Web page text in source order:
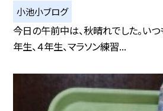
小池小ブログ
今日の午前中は、秋晴れでした。い
年生、４年生、マラソン練習...